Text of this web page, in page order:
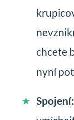
chcete
nyní
Spojení: